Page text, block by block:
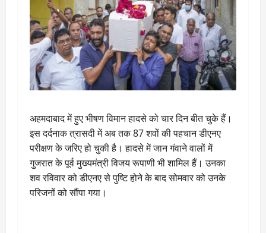
अहमदाबाद में हुए भीषण विमान हादसे को चार दिन बीत चुके हैं।
इस दर्दनाक त्रासदी में अब तक 87 शवों की पहचान डीएनए
परीक्षण के जरिए हो चुकी है। हादसे में जान गंवाने वालों में
गुजरात के पूर्व मुख्यमंत्री विजय रूपाणी भी शामिल हैं। उनका
शव रविवार को डीएनए से पुष्टि होने के बाद सोमवार को उनके
परिजनों को सौंपा गया।